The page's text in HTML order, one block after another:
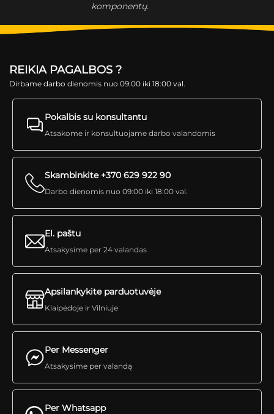
komponentų.
REIKIA PAGALBOS ?
Dirbame darbo dienomis nuo 09:00 iki 18:00 val.
Pokalbis su konsultantu
Atsakome ir konsultuojame darbo valandomis
Skambinkite +370 629 922 90
Darbo dienomis nuo 09:00 iki 18:00 val.
Per Messenger
Atsakysime per valandą
El. paštu
Atsakysime per 24 valandas
Apsilankykite parduotuvėje
Klaipėdoje ir Vilniuje
Per Whatsapp